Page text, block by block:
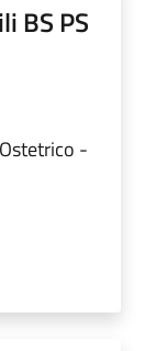
BS PS
-